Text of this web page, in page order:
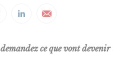
PartagerPartager
LinkedIn
Partager
mail
ce que vont devenir